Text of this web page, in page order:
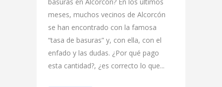
meses, muchos vecinos de Alcorcón
se han encontrado con la famosa
“tasa de basuras” y, con ella, con el
enfado y las dudas. ¿Por qué pago
esta cantidad?, ¿es correcto lo que...